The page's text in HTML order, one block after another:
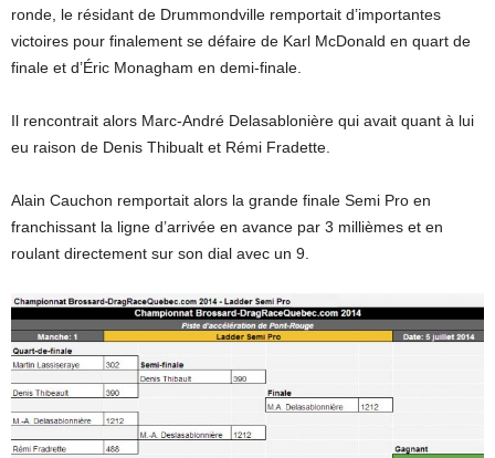
ronde, le résidant de Drummondville remportait d’importantes
victoires pour finalement se défaire de Karl McDonald en quart de
finale et d’Éric Monagham en demi-finale.
Il rencontrait alors Marc-André Delasablonière qui avait quant à lui
eu raison de Denis Thibualt et Rémi Fradette.
Alain Cauchon remportait alors la grande finale Semi Pro en
franchissant la ligne d’arrivée en avance par 3 millièmes et en
roulant directement sur son dial avec un 9.